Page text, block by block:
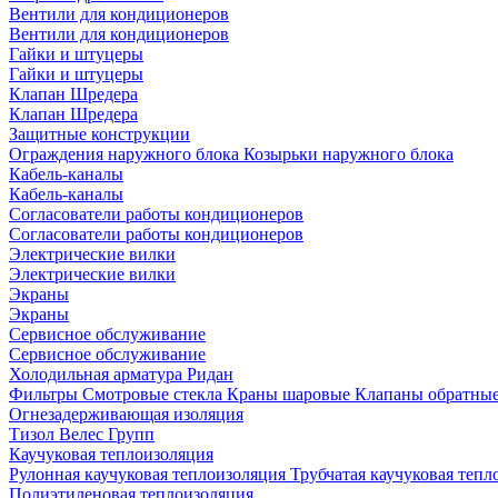
Вентили для кондиционеров
Вентили для кондиционеров
Гайки и штуцеры
Гайки и штуцеры
Клапан Шредера
Клапан Шредера
Защитные конструкции
Ограждения наружного блока Козырьки наружного блока
Кабель-каналы
Кабель-каналы
Согласователи работы кондиционеров
Согласователи работы кондиционеров
Электрические вилки
Электрические вилки
Экраны
Экраны
Сервисное обслуживание
Сервисное обслуживание
Холодильная арматура Ридан
Фильтры Смотровые стекла Краны шаровые Клапаны
Огнезадерживающая изоляция
Тизол Велес Групп
Каучуковая теплоизоляция
Рулонная каучуковая теплоизоляция Трубчатая каучуковая
Полиэтиленовая теплоизоляция